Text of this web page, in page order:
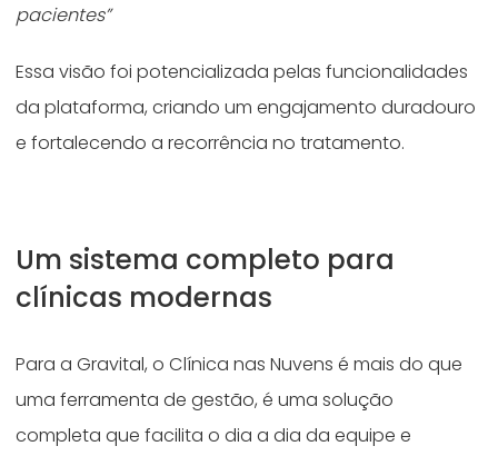
pacientes”
Essa visão foi potencializada pelas funcionalidades
da plataforma, criando um engajamento duradouro
e fortalecendo a recorrência no tratamento.
Um sistema completo para
clínicas modernas
Para a Gravital, o Clínica nas Nuvens é mais do que
uma ferramenta de gestão, é uma solução
completa que facilita o dia a dia da equipe e